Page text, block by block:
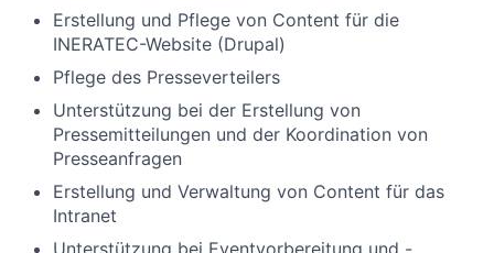
Erstellung und Pflege von Content für die
INERATEC-Website (Drupal)
Pflege des Presseverteilers
Unterstützung bei der Erstellung von
Pressemitteilungen und der Koordination von
Presseanfragen
Erstellung und Verwaltung von Content für das
Intranet